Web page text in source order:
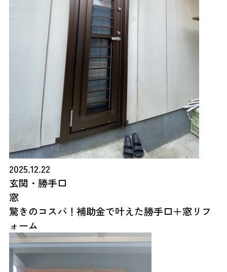
2025.12.22
玄関・勝手口
窓
驚きのコスパ！補助金で叶えた勝手口＋窓リフ
ォーム